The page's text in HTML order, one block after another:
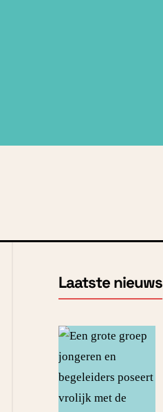
Laatste nieuws